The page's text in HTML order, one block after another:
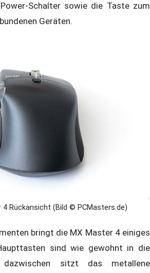
Schalter sowie die Taste zum
Geräten.
4 Rückansicht (Bild © PCMasters.de)
bringt die MX Master 4 einiges
sind wie gewohnt in die
dazwischen sitzt das metallene